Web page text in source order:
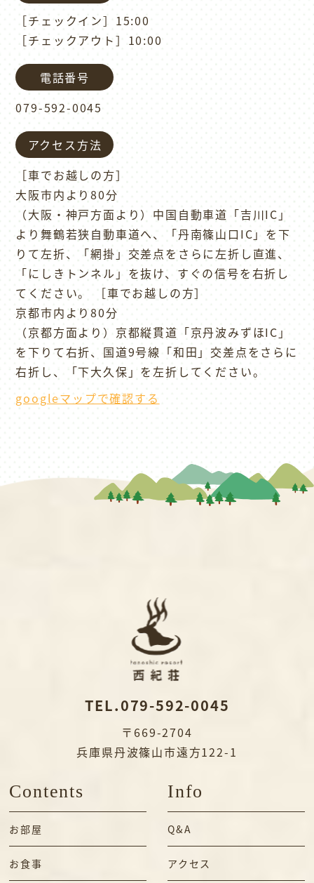
［チェックイン］15:00
［チェックアウト］10:00
電話番号
079-592-0045
アクセス方法
［車でお越しの方］
大阪市内より80分
（大阪・神戸方面より）中国自動車道「吉川IC」
より舞鶴若狭自動車道へ、「丹南篠山口IC」を下
りて左折、「網掛」交差点をさらに左折し直進、
「にしきトンネル」を抜け、すぐの信号を右折し
てください。 ［車でお越しの方］
京都市内より80分
（京都方面より）京都縦貫道「京丹波みずほIC」
を下りて右折、国道9号線「和田」交差点をさらに
右折し、「下大久保」を左折してください。
googleマップで確認する
TEL.079-592-0045
〒669-2704
兵庫県丹波篠山市遠方122-1
Contents
お部屋
お食事
Info
Q&A
アクセス